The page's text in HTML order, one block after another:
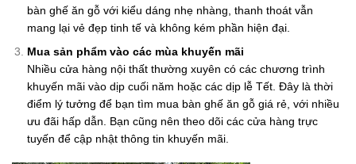
bàn ghế ăn gỗ với kiểu dáng nhẹ nhàng, thanh thoát vẫn
mang lại vẻ đẹp tinh tế và không kém phần hiện đại.
Mua sản phẩm vào các mùa khuyến mãi
Nhiều cửa hàng nội thất thường xuyên có các chương trình
khuyến mãi vào dịp cuối năm hoặc các dịp lễ Tết. Đây là thời
điểm lý tưởng để bạn tìm mua bàn ghế ăn gỗ giá rẻ, với nhiều
ưu đãi hấp dẫn. Bạn cũng nên theo dõi các cửa hàng trực
tuyến để cập nhật thông tin khuyến mãi.